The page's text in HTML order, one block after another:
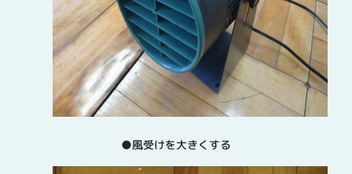
●風受けを大きくする